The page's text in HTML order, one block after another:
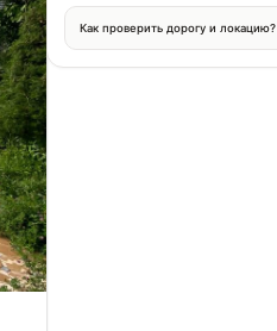
Как проверить дорогу и локацию?